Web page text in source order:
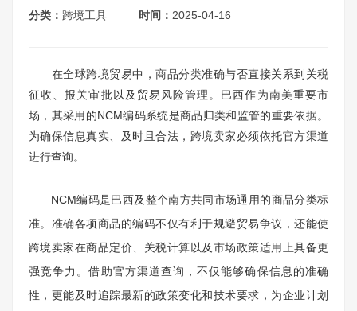
分类： 跨境工具 时间： 2025-04-16
在全球跨境贸易中，商品分类准确与否直接关系到关税
征收、报关审批以及贸易风险管理。巴西作为南美重要市
场，其采用的NCM编码系统是商品归类和监管的重要依据。
为确保信息真实、及时且合法，跨境卖家必须依托官方渠道
进行查询。
NCM编码是巴西及整个南方共同市场通用的商品分类标
准。准确各项商品的编码不仅有利于规避贸易争议，还能使
跨境卖家在商品定价、关税计算以及市场政策适用上具备更
强竞争力。借助官方渠道查询，不仅能够确保信息的准确
性，更能及时追踪最新的政策变化和技术要求，为企业计划